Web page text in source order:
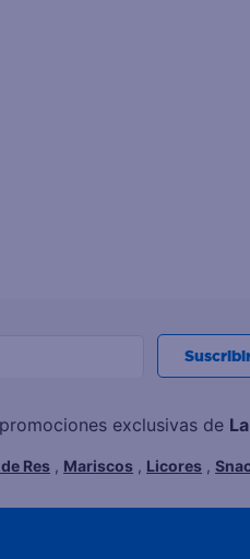
exclusivas de
Res , Mariscos , Licores ,